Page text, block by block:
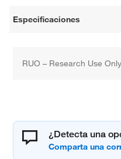
Especificaciones
RUO – Research Use Only
¿Detecta una